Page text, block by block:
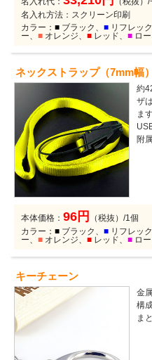
名入れ方法：スクリーン印刷
カラー：■ ブラック、■ リフレッ
ー、■ オレンジ、■ レッド、■ ロ
ネックストラップ（7mm幅）
約
ザ
ま
附
本体価格：96円
（税抜）/1個
カラー：■ ブラック、■ リフレッ
ー、■ オレンジ、■ レッド、■ ロ
キーチェーン
金
構
ま